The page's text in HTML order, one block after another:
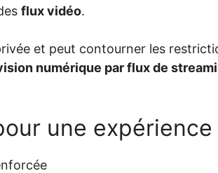
flux vidéo.
et peut contourner les
numérique par flux de
une